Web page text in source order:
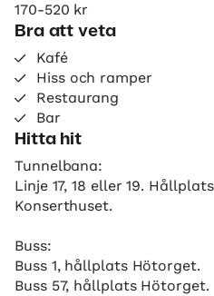
170-520 kr
Bra att veta
Kafé
Hiss och ramper
Restaurang
Bar
Hitta hit
Tunnelbana:
Linje 17, 18 eller 19.
Konserthuset.
Buss:
Buss 1, hållplats Hötorget.
Buss 57, hållplats Hötorget.